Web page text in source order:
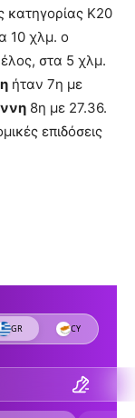
κατηγορίας Κ20
10 χλμ. ο
στα 5 χλμ.
ήταν 7η με
8η με 27.36.
επιδόσεις